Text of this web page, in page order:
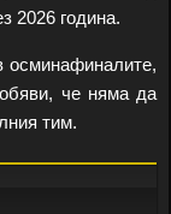
2026 година.
осминафиналите,
че няма да
тим.